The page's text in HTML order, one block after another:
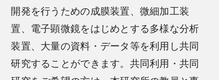
開発を行うための成膜装置、微細加工装
置、電子顕微鏡をはじめとする多様な分析
装置、大量の資料・データ等を利用し共同
研究することができます。共同利用・共同